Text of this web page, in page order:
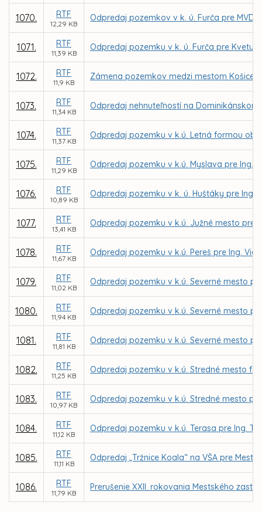
1070. RTF
12,29 KB
Odpredaj pozemkov v k. ú. Furča pre
1071. RTF
11,39 KB
Odpredaj pozemku v k. ú. Furča pre Kvetu
1072. RTF
11,9 KB
Zámena pozemkov medzi mestom Košice
1073. RTF
11,34 KB
Odpredaj nehnuteľností na Dominikánskom
1074. RTF
11,37 KB
Odpredaj pozemku v k.ú. Letná formou
1075. RTF
11,29 KB
Odpredaj pozemku v k.ú. Myslava pre Ing.
1076. RTF
10,89 KB
Odpredaj pozemku v k. ú. Huštáky pre Ing.
1077. RTF
13,41 KB
Odpredaj pozemku v k.ú. Južné mesto pre
1078. RTF
11,67 KB
Odpredaj pozemku v k.ú. Pereš pre Ing.
1079. RTF
11,02 KB
Odpredaj pozemku v k.ú. Severné mesto pre
1080. RTF
11,94 KB
Odpredaj pozemku v k.ú. Severné mesto
1081. RTF
11,81 KB
Odpredaj pozemku v k.ú. Severné mesto
1082. RTF
11,25 KB
Odpredaj pozemku v k.ú. Stredné mesto
1083. RTF
10,97 KB
Odpredaj pozemku v k.ú. Stredné mesto
1084. RTF
11,12 KB
Odpredaj pozemku v k.ú. Terasa pre Ing.
1085. RTF
11,11 KB
Odpredaj „Tržnice Koala“ na VŠA pre
1086. RTF
11,79 KB
Prerušenie XXII. rokovania Mestského